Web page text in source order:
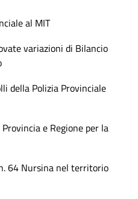
al MIT
variazioni di Bilancio
della Polizia Provinciale
e Regione per la
64 Nursina nel territorio